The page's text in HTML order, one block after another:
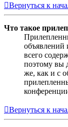
Вернуться к
Что такое
объявлений
всего
поэтому вы
же, как и с
Вернуться к